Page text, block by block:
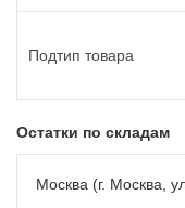
Подтип товара
Остатки по складам
Москва (г. Москва,